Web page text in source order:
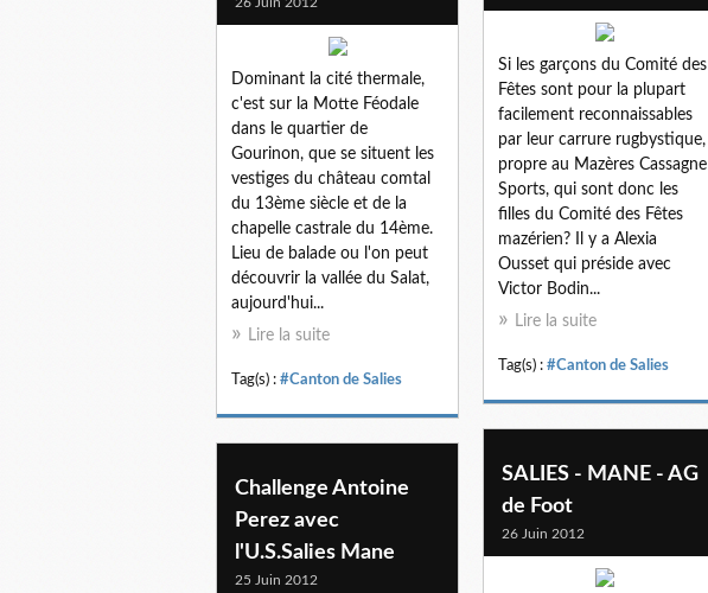
Dominant la cité thermale,
c'est sur la Motte Féodale
dans le quartier de
Gourinon, que se situent les
vestiges du château comtal
du 13ème siècle et de la
chapelle castrale du 14ème.
Lieu de balade ou l'on peut
découvrir la vallée du Salat,
aujourd'hui...
Lire la suite
Tag(s) : #Canton de Salies
Si les garçons du Comité des
Fêtes sont pour la plupart
facilement reconnaissables
par leur carrure rugbystique,
propre au Mazères Cassagne
Sports, qui sont donc les
filles du Comité des Fêtes
mazérien? Il y a Alexia
Ousset qui préside avec
Victor Bodin...
Lire la suite
Tag(s) : #Canton de Salies
SALIES - MANE - AG
de Foot
26 Juin 2012
Challenge Antoine
Perez avec
l'U.S.Salies Mane
25 Juin 2012